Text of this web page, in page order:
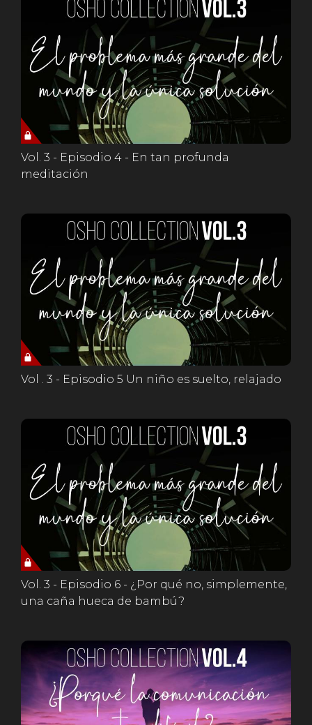
Vol. 3 - Episodio 4 - En tan profunda
meditación
Vol . 3 - Episodio 5 Un niño es suelto, relajado
Vol. 3 - Episodio 6 - ¿Por qué no, simplemente,
una caña hueca de bambú?